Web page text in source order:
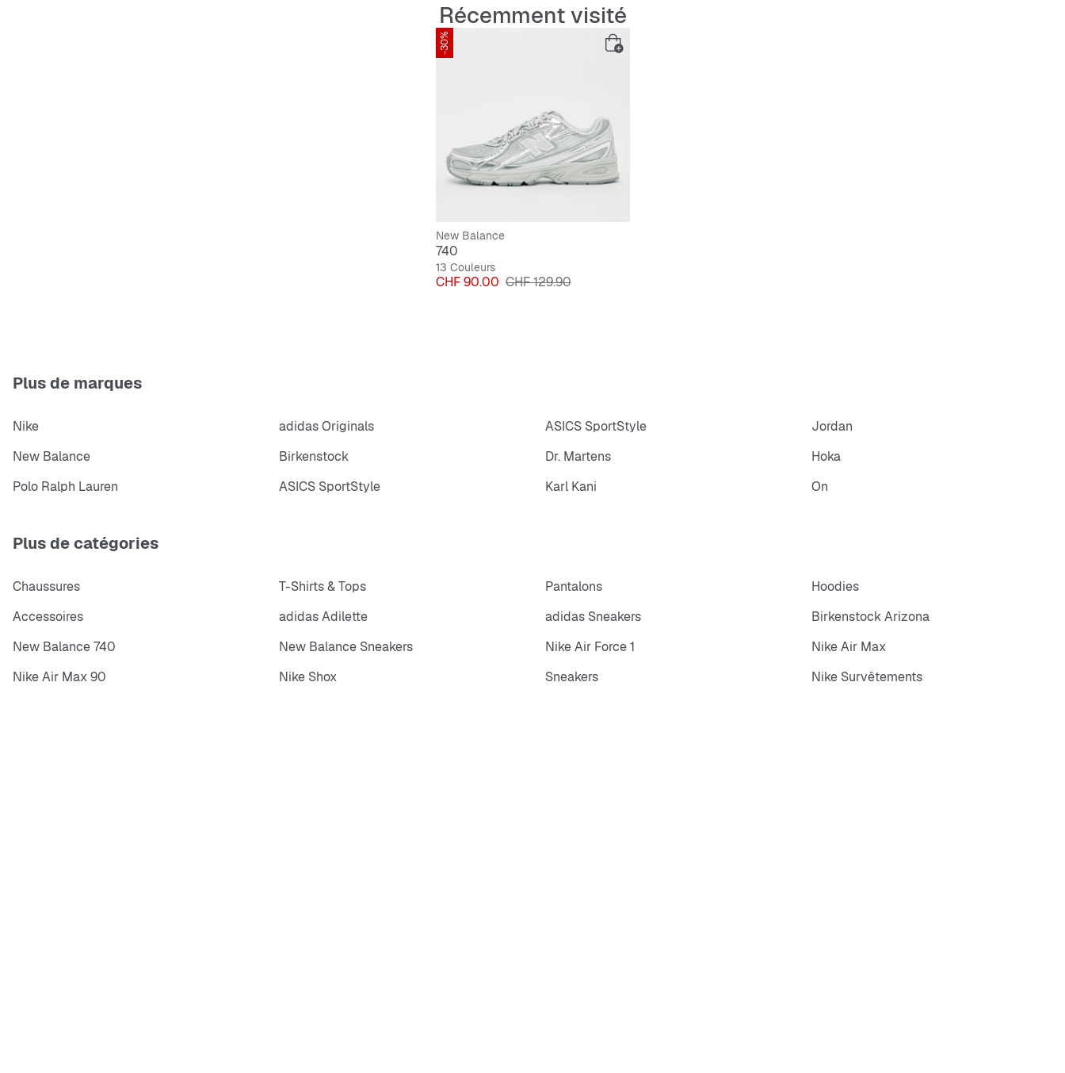
Récemment visité
-30%
New Balance
740
13 Couleurs
Prix
CHF 90.00 Prix original
CHF 129.90
Plus de marques
Nike adidas Originals ASICS SportStyle
Jordan
New Balance
Birkenstock Dr. Martens
Hoka
Polo Ralph Lauren
ASICS SportStyle Karl Kani On
Plus de catégories
Chaussures T-Shirts & Tops Pantalons
Hoodies
Accessoires
adidas Adilette adidas Sneakers
Birkenstock Arizona
New Balance 740
New Balance Sneakers Nike Air Force 1
Nike Air Max
Nike Air Max 90
Nike Shox Sneakers Nike Survêtements